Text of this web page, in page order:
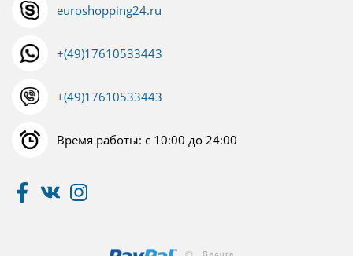
euroshopping24.ru
+(49)17610533443
+(49)17610533443
Время работы: с 10:00 до 24:00